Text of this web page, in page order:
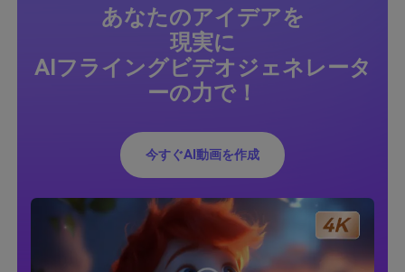
あなたのアイデアを
現実に
AIフライングビデオジェネレータ
ーの力で！
今すぐAI動画を作成